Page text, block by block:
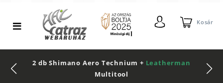
Kosár
2 db Shimano Aero Technium + Leatherman
Multitool